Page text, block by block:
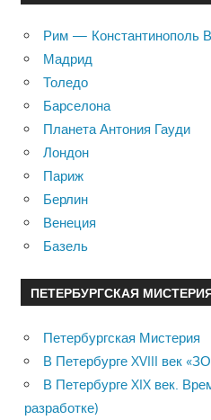
Рим — Константинополь
Мадрид
Толедо
Барселона
Планета Антония Гауди
Лондон
Париж
Берлин
Венеция
Базель
ПЕТЕРБУРГСКАЯ
Петербургская Мистерия
В Петербурге XVIII век
В Петербурге XIX век.
разработке)